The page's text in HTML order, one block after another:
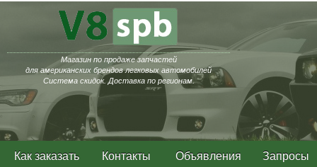
Магазин по продаже запчастей
для американских брендов легковых автомобилей
Система скидок. Доставка по регионам.
Как заказать Контакты Объявления Запросы